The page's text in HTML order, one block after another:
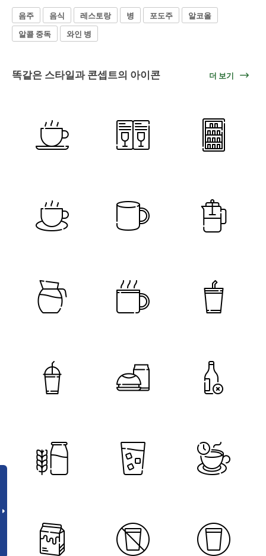
음주 음식 레스토랑 병 포도주
알코올
알콜 중독
와인 병
똑같은 스타일과 콘셉트의 아이콘 더 보기